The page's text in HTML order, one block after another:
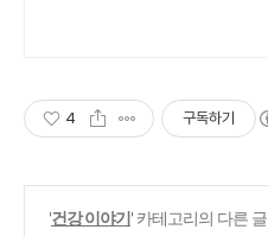
4 구독하기
'건강 이야기' 카테고리의 다른 글